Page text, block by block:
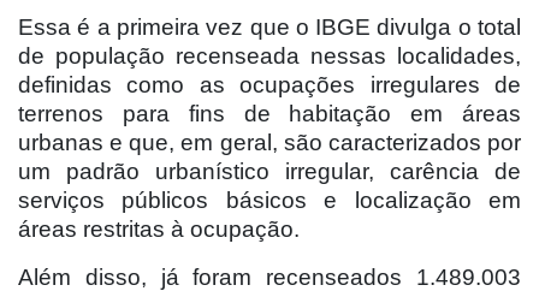
Essa é a primeira vez que o IBGE divulga o total
de população recenseada nessas localidades,
definidas como as ocupações irregulares de
terrenos para fins de habitação em áreas
urbanas e que, em geral, são caracterizados por
um padrão urbanístico irregular, carência de
serviços públicos básicos e localização em
áreas restritas à ocupação.
Além disso, já foram recenseados 1.489.003